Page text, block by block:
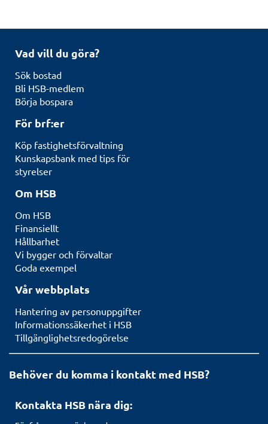
Vad vill du göra?
Sök bostad
Bli HSB-medlem
Börja bospara
För brf:er
Köp fastighetsförvaltning
Kunskapsbank med tips för
styrelser
Om HSB
Om HSB
Finansiellt
Hållbarhet
Vi bygger och förvaltar
Goda exempel
Vår webbplats
Hantering av personuppgifter
Informationssäkerhet i HSB
Tillgänglighetsredogörelse
Behöver du komma i kontakt med HSB?
Kontakta HSB nära dig: